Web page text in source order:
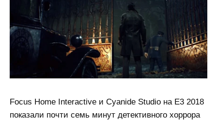
Focus Home Interactive и Cyanide Studio на E3 2018
показали почти семь минут детективного хоррора